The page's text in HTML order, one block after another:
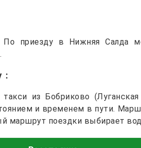
По приезду в Нижняя Салда
.
:
из Бобриково
и временем в пути.
маршрут поездки выбирает